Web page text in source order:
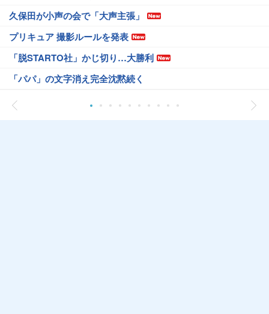
久保田が小声の会で「大声主張」
プリキュア 撮影ルールを発表
「脱STARTO社」かじ切り…大勝利
「パパ」の文字消え完全沈黙続く